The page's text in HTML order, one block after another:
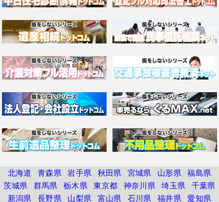
北海道 青森県 岩手県 秋田県 宮城県 山形県 福島県
茨城県 群馬県 栃木県 東京都 神奈川県 埼玉県 千葉県
新潟県 長野県 山梨県 富山県 石川県 福井県 愛知県